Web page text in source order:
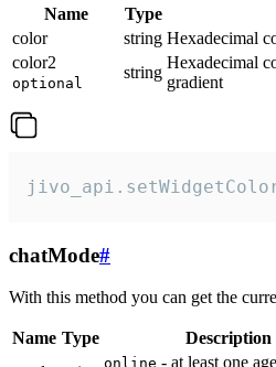
Name Type
color
string Hexadecimal
color2
optional
string
Hexadecimal
gradient
chatMode#
With this method you can get the
Name Type
Description
online - at least one